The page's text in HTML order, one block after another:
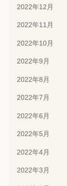
2022年12月
2022年11月
2022年10月
2022年9月
2022年8月
2022年7月
2022年6月
2022年5月
2022年4月
2022年3月